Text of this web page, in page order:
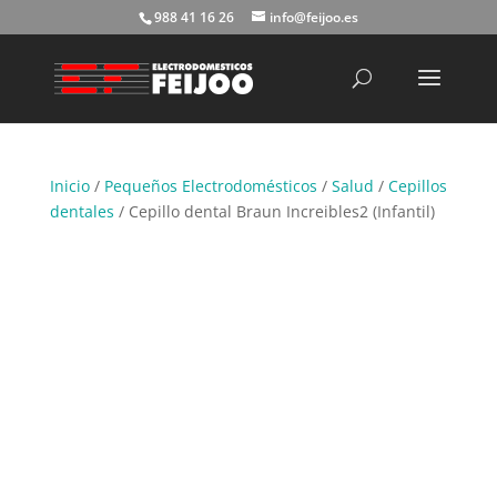
988 41 16 26 info@feijoo.es
Inicio/ Pequeños Electrodomésticos / Salud / Cepillos
dentales / Cepillo dental Braun Increibles2 (Infantil)